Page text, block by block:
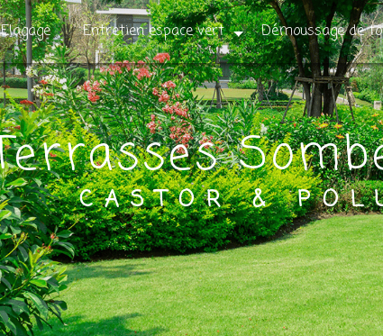
Elagage Entretien espace vert Démoussage de
Terrasses
CASTOR &